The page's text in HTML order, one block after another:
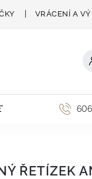
VRÁCENÍ A
AKCE
ŘETÍZEK